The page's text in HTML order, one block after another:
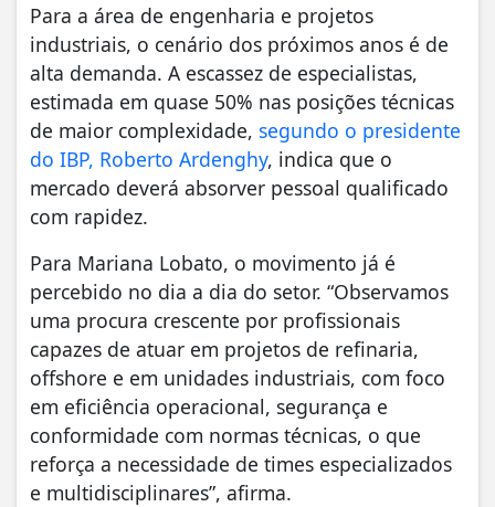
Para a área de engenharia e projetos
industriais, o cenário dos próximos anos é de
alta demanda. A escassez de especialistas,
estimada em quase 50% nas posições técnicas
de maior complexidade, segundo o presidente
do IBP, Roberto Ardenghy, indica que o
mercado deverá absorver pessoal qualificado
com rapidez.
Para Mariana Lobato, o movimento já é
percebido no dia a dia do setor. “Observamos
uma procura crescente por profissionais
capazes de atuar em projetos de refinaria,
offshore e em unidades industriais, com foco
em eficiência operacional, segurança e
conformidade com normas técnicas, o que
reforça a necessidade de times especializados
e multidisciplinares”, afirma.